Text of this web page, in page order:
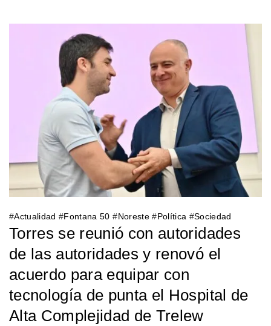
#Actualidad #Fontana 50 #Noreste#Política #Sociedad
Torres se reunió con autoridades
de las autoridades y renovó el
acuerdo para equipar con
tecnología de punta el Hospital de
Alta Complejidad de Trelew